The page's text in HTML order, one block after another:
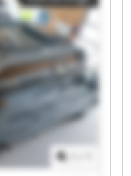
Hülsermann
Rütger
GME
Hülsermann
Rütger
GME